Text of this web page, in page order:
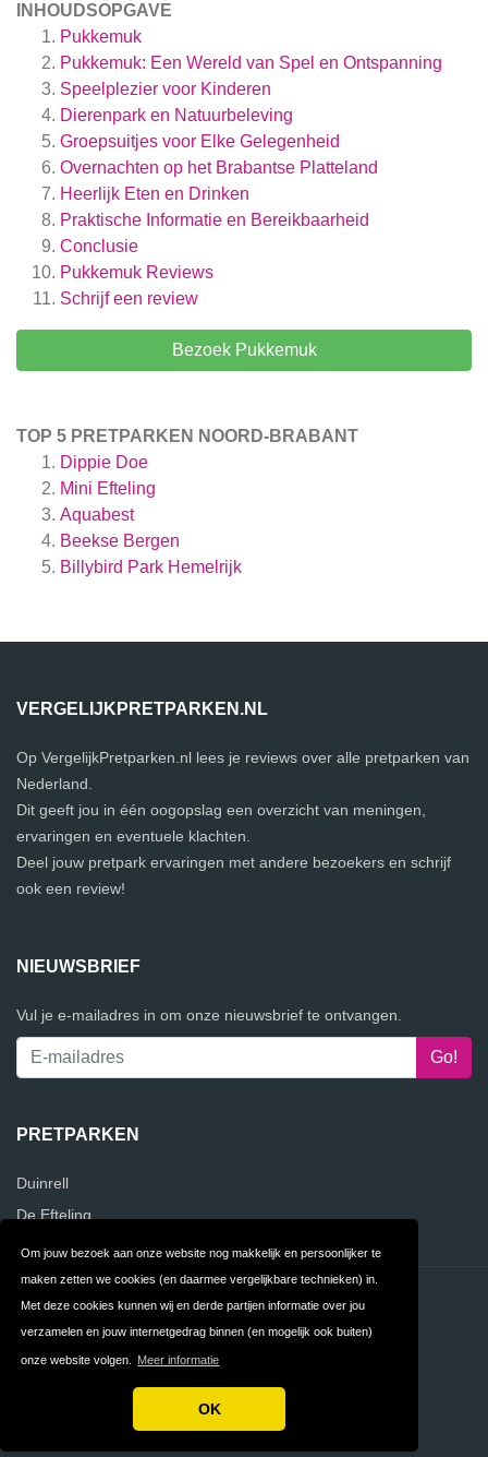
Om jouw bezoek aan onze website nog makkelijk en persoonlijker te
maken zetten we cookies (en daarmee vergelijkbare technieken) in.
Met deze cookies kunnen wij en derde partijen informatie over jou
verzamelen en jouw internetgedrag binnen (en mogelijk ook buiten)
onze website volgen. Meer informatie
OK
INHOUDSOPGAVE
Pukkemuk
Pukkemuk: Een Wereld van Spel en Ontspanning
Speelplezier voor Kinderen
Dierenpark en Natuurbeleving
Groepsuitjes voor Elke Gelegenheid
Overnachten op het Brabantse Platteland
Heerlijk Eten en Drinken
Praktische Informatie en Bereikbaarheid
Conclusie
Pukkemuk Reviews
Schrijf een review
Bezoek Pukkemuk
TOP 5 PRETPARKEN NOORD-BRABANT
Dippie Doe
Mini Efteling
Aquabest
Beekse Bergen
Billybird Park Hemelrijk
VERGELIJKPRETPARKEN.NL
Op VergelijkPretparken.nl lees je reviews over alle pretparken van
Nederland.
Dit geeft jou in één oogopslag een overzicht van meningen,
ervaringen en eventuele klachten.
Deel jouw pretpark ervaringen met andere bezoekers en schrijf
ook een review!
NIEUWSBRIEF
Vul je e-mailadres in om onze nieuwsbrief te ontvangen.
PRETPARKEN
Duinrell
De Efteling
Contact Privacy
Algemene FAQ
Copyright © 2026 VergelijkPretparken.nl